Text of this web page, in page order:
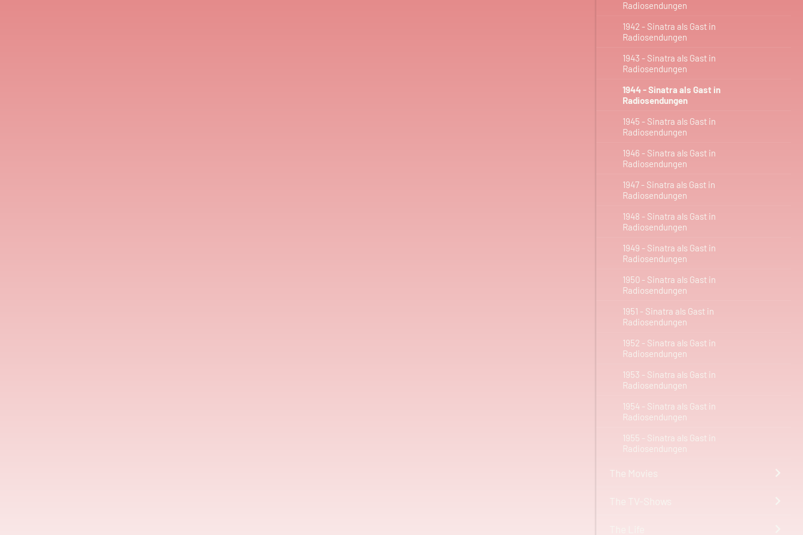
Radiosendungen
1942 - Sinatra als Gast in
Radiosendungen
1943 - Sinatra als Gast in
Radiosendungen
1944 - Sinatra als Gast in
Radiosendungen
1945 - Sinatra als Gast in
Radiosendungen
1946 - Sinatra als Gast in
Radiosendungen
1947 - Sinatra als Gast in
Radiosendungen
1948 - Sinatra als Gast in
Radiosendungen
1949 - Sinatra als Gast in
Radiosendungen
1950 - Sinatra als Gast in
Radiosendungen
1951 - Sinatra als Gast in
Radiosendungen
1952 - Sinatra als Gast in
Radiosendungen
1953 - Sinatra als Gast in
Radiosendungen
1954 - Sinatra als Gast in
Radiosendungen
1955 - Sinatra als Gast in
Radiosendungen
The Movies